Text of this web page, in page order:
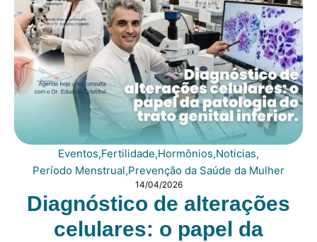
Eventos,Fertilidade,Hormônios,Noticias,
Período Menstrual,Prevenção da Saúde da Mulher
14/04/2026
Diagnóstico de alterações
celulares: o papel da